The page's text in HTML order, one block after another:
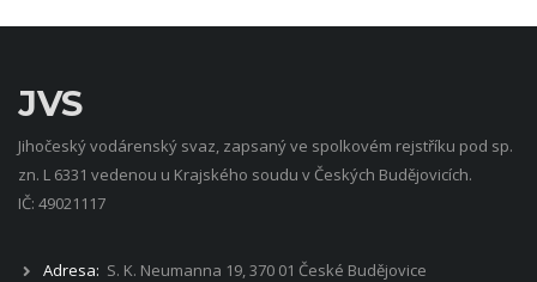
JVS
Jihočeský vodárenský svaz, zapsaný ve spolkovém rejstříku pod sp.
zn. L 6331 vedenou u Krajského soudu v Českých Budějovicích.
IČ: 49021117
Adresa: S. K. Neumanna 19, 370 01 České Budějovice